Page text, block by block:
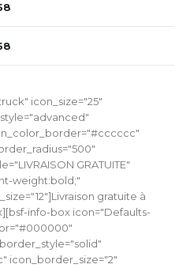
icon_size="25"
GRATUITE"
weight:bold;"
gratuite à
info-box icon="Defaults-
icon_border_size="2"